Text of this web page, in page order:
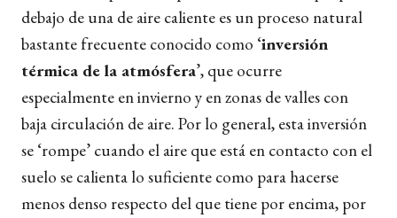
debajo de una de aire caliente es un proceso natural
bastante frecuente conocido como ‘inversión
térmica de la atmósfera’, que ocurre
especialmente en invierno y en zonas de valles con
baja circulación de aire. Por lo general, esta inversión
se ‘rompe’ cuando el aire que está en contacto con el
suelo se calienta lo suficiente como para hacerse
menos denso respecto del que tiene por encima, por